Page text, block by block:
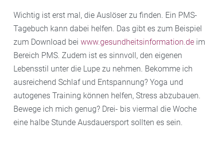
Wichtig ist erst mal, die Auslöser zu finden. Ein PMS-
Tagebuch kann dabei helfen. Das gibt es zum Beispiel
zum Download bei www.gesundheitsinformation.de im
Bereich PMS. Zudem ist es sinnvoll, den eigenen
Lebensstil unter die Lupe zu nehmen. Bekomme ich
ausreichend Schlaf und Entspannung? Yoga und
autogenes Training können helfen, Stress abzubauen.
Bewege ich mich genug? Drei- bis viermal die Woche
eine halbe Stunde Ausdauersport sollten es sein.